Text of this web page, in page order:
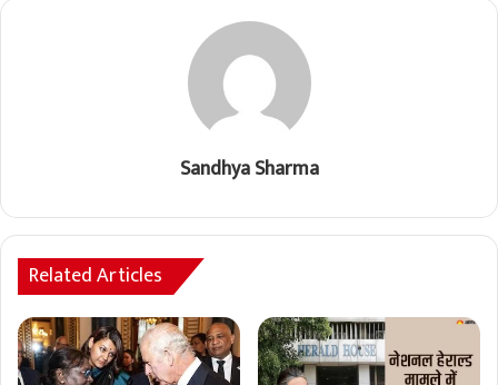
Sandhya Sharma
Related Articles